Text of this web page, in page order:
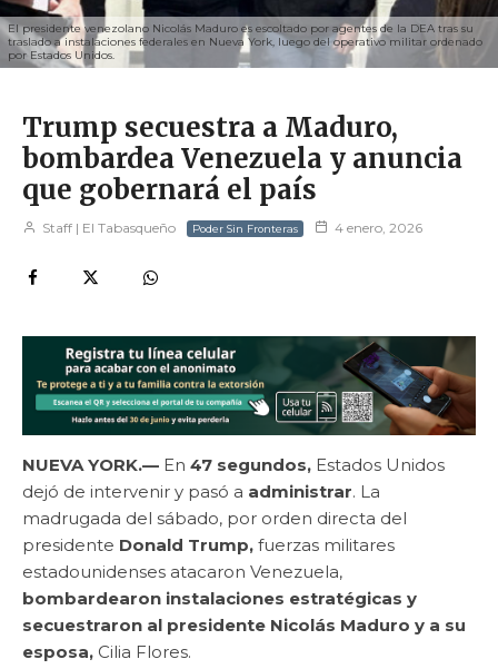
El presidente venezolano Nicolás Maduro es escoltado por agentes de la DEA tras su
traslado a instalaciones federales en Nueva York, luego del operativo militar ordenado
por Estados Unidos.
Trump secuestra a Maduro,
bombardea Venezuela y anuncia
que gobernará el país
Staff | El Tabasqueño Poder Sin Fronteras 4 enero, 2026
NUEVA YORK.— En 47 segundos, Estados Unidos
dejó de intervenir y pasó a administrar. La
madrugada del sábado, por orden directa del
presidente Donald Trump, fuerzas militares
estadounidenses atacaron Venezuela,
bombardearon instalaciones estratégicas y
secuestraron al presidente Nicolás Maduro y a su
esposa, Cilia Flores.